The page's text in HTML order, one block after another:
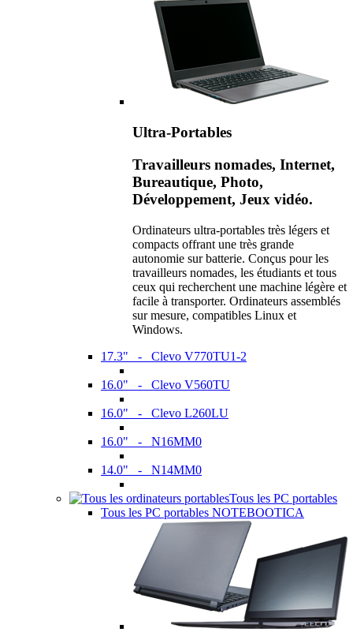
Ultra-Portables
Travailleurs nomades, Internet,
Bureautique, Photo,
Développement, Jeux vidéo.
Ordinateurs ultra-portables très légers et
compacts offrant une très grande
autonomie sur batterie. Conçus pour les
travailleurs nomades, les étudiants et tous
ceux qui recherchent une machine légère et
facile à transporter. Ordinateurs assemblés
sur mesure, compatibles Linux et
Windows.
17.3" - Clevo V770TU1-2
16.0" - Clevo V560TU
16.0" - Clevo L260LU
16.0" - N16MM0
14.0" - N14MM0
Tous les PC portables
Tous les PC portables NOTEBOOTICA